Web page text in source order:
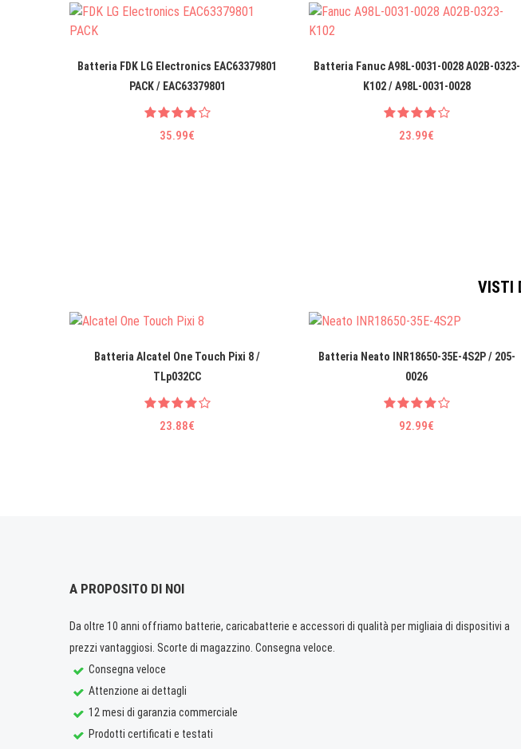
Batteria FDK LG EIectronics EAC63379801
PACK / EAC63379801
35.99€
Batteria Fanuc A98L-0031-0028 A02B-0323-
K102 / A98L-0031-0028
23.99€
VISTI
Batteria Alcatel One Touch Pixi 8 /
TLp032CC
23.88€
Batteria Neato INR18650-35E-4S2P / 205-
0026
92.99€
A PROPOSITO DI NOI
Da oltre 10 anni offriamo batterie, caricabatterie e accessori di qualità per migliaia di dispositivi a
prezzi vantaggiosi. Scorte di magazzino. Consegna veloce.
Consegna veloce
Attenzione ai dettagli
12 mesi di garanzia commerciale
Prodotti certificati e testati